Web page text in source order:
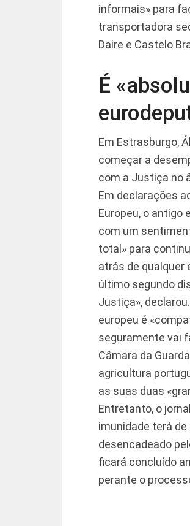
informais» para
transportadora
Daire e Castelo
É
Em Estrasburgo,
começar a
com a Justiça no
Em declarações
Europeu, o antigo
com um
total» para
atrás de qualquer
último segundo
Justiça»,
europeu é
seguramente vai
Câmara da
agricultura
as suas duas
Entretanto, o
imunidade terá
desencadeado
ficará concluído
perante o